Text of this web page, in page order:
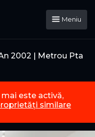
Meniu
2002 | Metrou Pta
este activă,
similare